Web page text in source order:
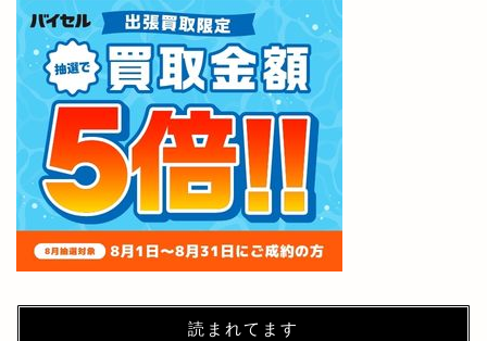
読まれてます